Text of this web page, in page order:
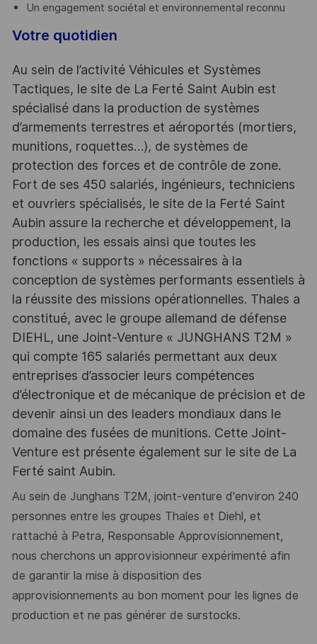
Un engagement sociétal et environnemental reconnu
Votre quotidien
Au sein de l’activité Véhicules et Systèmes
Tactiques, le site de La Ferté Saint Aubin est
spécialisé dans la production de systèmes
d’armements terrestres et aéroportés (mortiers,
munitions, roquettes…), de systèmes de
protection des forces et de contrôle de zone.
Fort de ses 450 salariés, ingénieurs, techniciens
et ouvriers spécialisés, le site de la Ferté Saint
Aubin assure la recherche et développement, la
production, les essais ainsi que toutes les
fonctions « supports » nécessaires à la
conception de systèmes performants essentiels à
la réussite des missions opérationnelles. Thales a
constitué, avec le groupe allemand de défense
DIEHL, une Joint-Venture « JUNGHANS T2M »
qui compte 165 salariés permettant aux deux
entreprises d’associer leurs compétences
d’électronique et de mécanique de précision et de
devenir ainsi un des leaders mondiaux dans le
domaine des fusées de munitions. Cette Joint-
Venture est présente également sur le site de La
Ferté saint Aubin.
Au sein de Junghans T2M, joint-venture d'environ 240
personnes entre les groupes Thales et Diehl, et
rattaché à Petra, Responsable Approvisionnement,
nous cherchons un approvisionneur expérimenté afin
de garantir la mise à disposition des
approvisionnements au bon moment pour les lignes de
production et ne pas générer de surstocks.